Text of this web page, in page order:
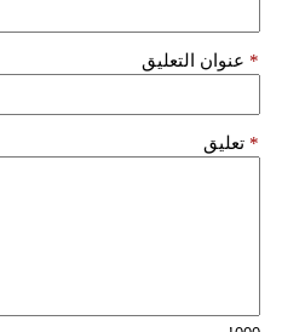
عنوان التعليق *
تعليق *